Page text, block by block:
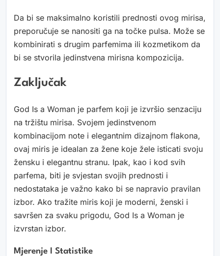
Da bi se maksimalno koristili prednosti ovog mirisa,
preporučuje se nanositi ga na točke pulsa. Može se
kombinirati s drugim parfemima ili kozmetikom da
bi se stvorila jedinstvena mirisna kompozicija.
Zaključak
God Is a Woman je parfem koji je izvršio senzaciju
na tržištu mirisa. Svojem jedinstvenom
kombinacijom note i elegantnim dizajnom flakona,
ovaj miris je idealan za žene koje žele isticati svoju
žensku i elegantnu stranu. Ipak, kao i kod svih
parfema, biti je svjestan svojih prednosti i
nedostataka je važno kako bi se napravio pravilan
izbor. Ako tražite miris koji je moderni, ženski i
savršen za svaku prigodu, God Is a Woman je
izvrstan izbor.
Mjerenje I Statistike